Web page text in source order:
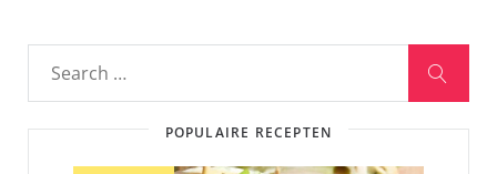
POPULAIRE RECEPTEN